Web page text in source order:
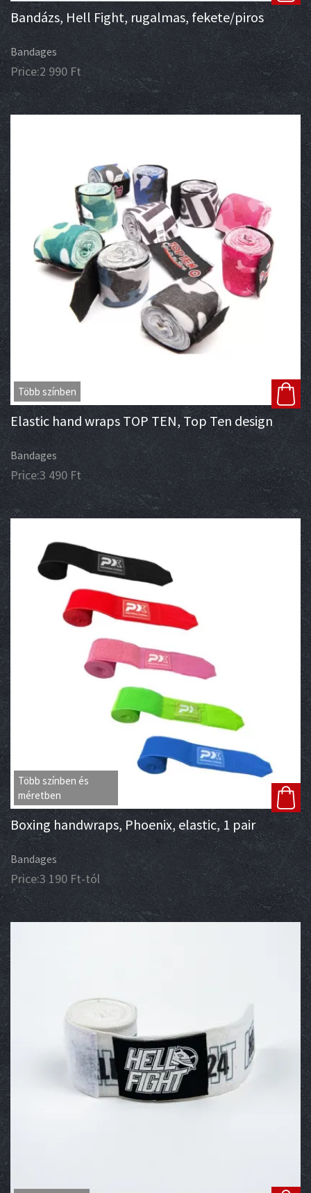
Bandázs, Hell Fight, rugalmas, fekete/piros
Bandages
Price:2 990 Ft
Több színben
Elastic hand wraps TOP TEN, Top Ten design
Bandages
Price:3 490Ft
Több színben és
méretben
Boxing handwraps, Phoenix, elastic, 1 pair
Bandages
Price:3 190 Ft-tól